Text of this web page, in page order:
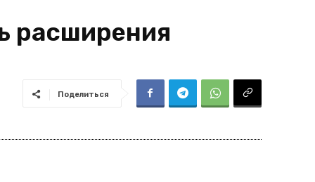
расширения
Поделиться